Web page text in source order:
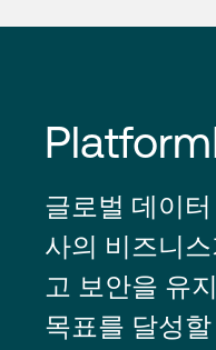
글로벌 데이
사의 비즈니
고 보안을 유
목표를 달성